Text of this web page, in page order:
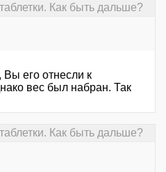
Как быть дальше?
его отнесли к
вес был набран. Так
Как быть дальше?